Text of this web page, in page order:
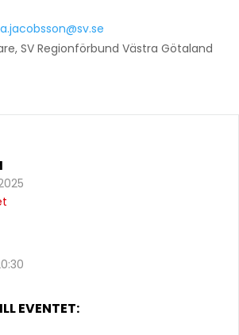
SV Regionförbund Västra Götaland
EVENTET: